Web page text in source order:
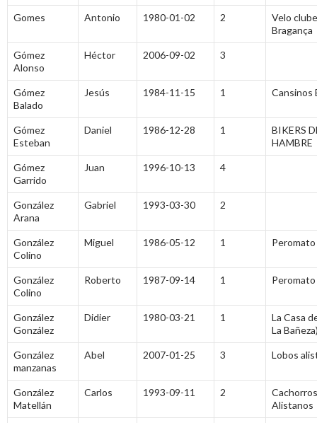
Gomes Antonio 1980-01-02 2
Velo clube
Bragança
Gómez
Alonso
Héctor 2006-09-02 3
Gómez
Balado
Jesús 1984-11-15 1 Cansinos
Gómez
Esteban
Daniel 1986-12-28 1
BIKERS
HAMBRE
Gómez
Garrido
Juan 1996-10-13 4
González
Arana
Gabriel 1993-03-30 2
González
Colino
Miguel 1986-05-12 1
González
Colino
Roberto 1987-09-14 1
González
González
Didier 1980-03-21 1
La Casa
La
González
manzanas
Abel 2007-01-25 3 Lobos
González
Matellán
Carlos 1993-09-11 2
Cachorros
Alistanos